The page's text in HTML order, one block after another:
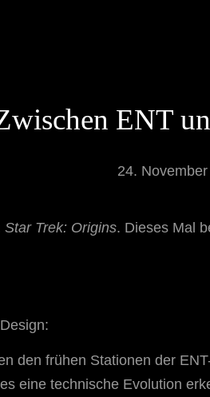
ENT
24.
Star Trek: Origins. Dieses Mal
den frühen Stationen der
eine technische Evolution